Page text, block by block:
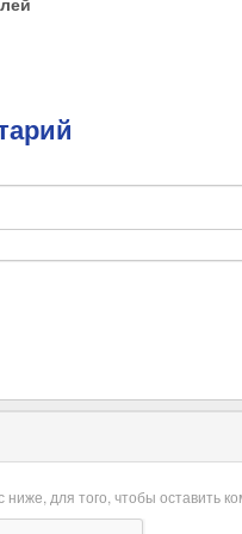
ниже, для того, чтобы оставить